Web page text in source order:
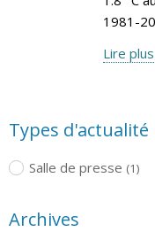
1981-
Lire plus
Types d'actualité
Salle de presse (1)
Archives